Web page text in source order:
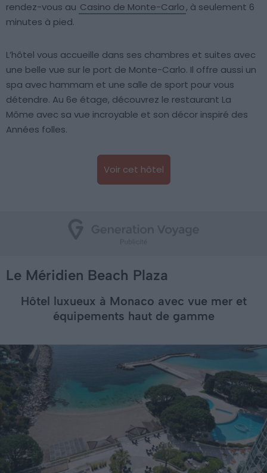
rendez-vous au Casino de Monte-Carlo, à seulement 6
minutes à pied.
L’hôtel vous accueille dans ses chambres et suites avec
une belle vue sur le port de Monte-Carlo. Il offre aussi un
spa avec hammam et une salle de sport pour vous
détendre. Au 6e étage, découvrez le restaurant La
Môme avec sa vue incroyable et son décor inspiré des
Années folles.
Voir cet hôtel
Le Méridien Beach Plaza
Hôtel luxueux à Monaco avec vue mer et
équipements haut de gamme